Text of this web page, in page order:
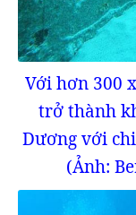
Với hơn 300
trở thành
Dương với
(Ảnh: